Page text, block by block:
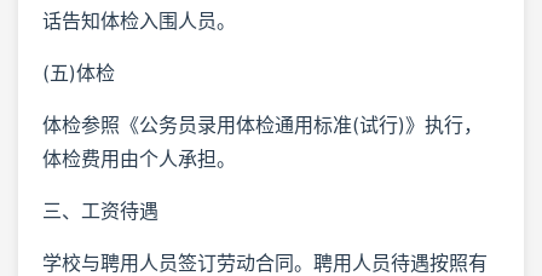
话告知体检入围人员。
(五)体检
体检参照《公务员录用体检通用标准(试行)》执行，
体检费用由个人承担。
三、工资待遇
学校与聘用人员签订劳动合同。聘用人员待遇按照有